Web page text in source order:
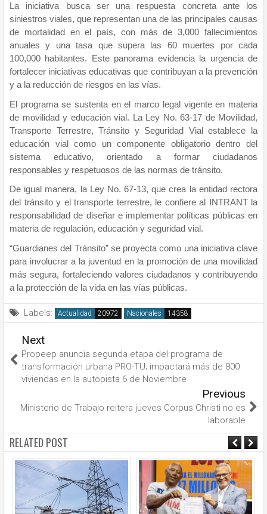
La iniciativa busca ser una respuesta concreta ante los
siniestros viales, que representan una de las principales causas
de mortalidad en el país, con más de 3,000 fallecimientos
anuales y una tasa que supera las 60 muertes por cada
100,000 habitantes. Este panorama evidencia la urgencia de
fortalecer iniciativas educativas que contribuyan a la prevención
y a la reducción de riesgos en las vías.
El programa se sustenta en el marco legal vigente en materia
de movilidad y educación vial. La Ley No. 63-17 de Movilidad,
Transporte Terrestre, Tránsito y Seguridad Vial establece la
educación vial como un componente obligatorio dentro del
sistema educativo, orientado a formar ciudadanos
responsables y respetuosos de las normas de tránsito.
De igual manera, la Ley No. 67-13, que crea la entidad rectora
del tránsito y el transporte terrestre, le confiere al INTRANT la
responsabilidad de diseñar e implementar políticas públicas en
materia de regulación, educación y seguridad vial.
“Guardianes del Tránsito” se proyecta como una iniciativa clave
para involucrar a la juventud en la promoción de una movilidad
más segura, fortaleciendo valores ciudadanos y contribuyendo
a la protección de la vida en las vías públicas.
Labels: Actualidad Nacionales
Next
Propeep anuncia segunda etapa del programa de
transformación urbana PRO-TU; impactará más de 800
viviendas en la autopista 6 de Noviembre
Previous
Ministerio de Trabajo reitera jueves Corpus Christi no es
laborable
RELATED POST